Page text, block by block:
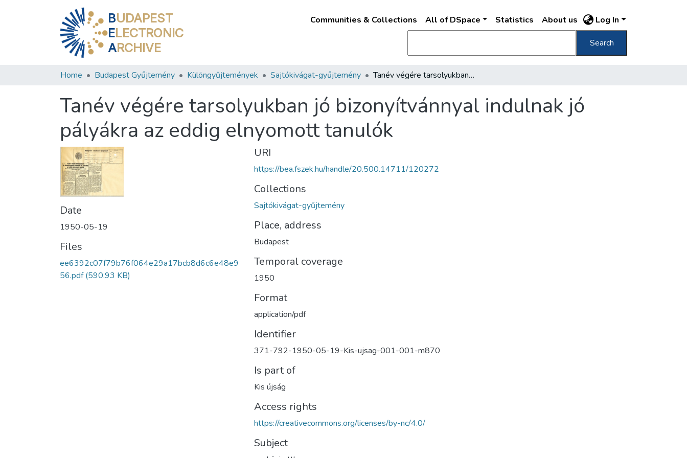
BUDAPEST
ELECTRONIC
ARCHIVE
Communities & Collections All of DSpace Statistics About us Log In
Search
Home Budapest Gyűjtemény Különgyűjtemények Sajtókivágat-gyűjtemény Tanév végére tarsolyukban jó bizonyítvánnyal indulnak jó pályákra az eddig elnyomott tanulók
Tanév végére tarsolyukban jó bizonyítvánnyal indulnak jó
pályákra az eddig elnyomott tanulók
Date
1950-05-19
Files
ee6392c07f79b76f064e29a17bcb8d6c6e48e9
56.pdf(590.93 KB)
URI
https://bea.fszek.hu/handle/20.500.14711/120272
Collections
Sajtókivágat-gyűjtemény
Place, address
Budapest
Temporal coverage
1950
Format
application/pdf
Identifier
371-792-1950-05-19-Kis-ujsag-001-001-m870
Is part of
Kis újság
Access rights
https://creativecommons.org/licenses/by-nc/4.0/
Subject